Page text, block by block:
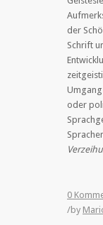
der
Schrift
oder
0
/by